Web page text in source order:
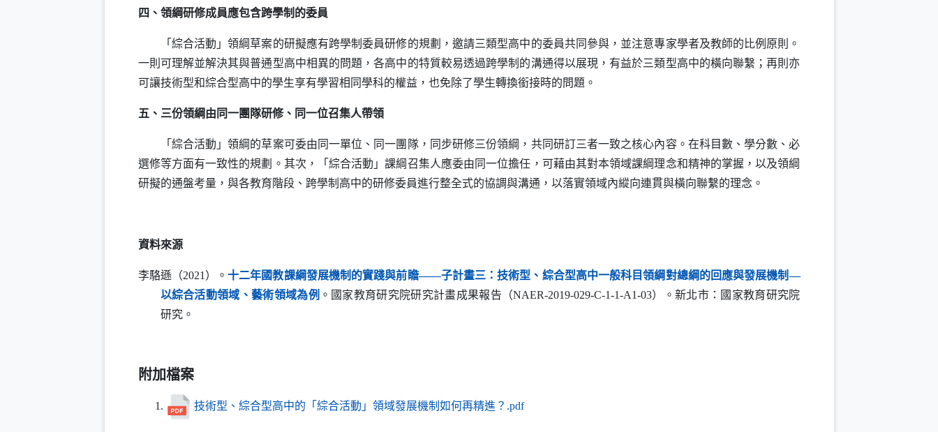
四、領綱研修成員應包含跨學制的委員
「綜合活動」領綱草案的研擬應有跨學制委員研修的規劃，邀請三類型高中的委員共同參與，並注意專家學者及教師的比例原則。
一則可理解並解決其與普通型高中相異的問題，各高中的特質較易透過跨學制的溝通得以展現，有益於三類型高中的橫向聯繫；再則亦
可讓技術型和綜合型高中的學生享有學習相同學科的權益，也免除了學生轉換銜接時的問題。
五、三份領綱由同一團隊研修、同一位召集人帶領
「綜合活動」領綱的草案可委由同一單位、同一團隊，同步研修三份領綱，共同研訂三者一致之核心內容。在科目數、學分數、必
選修等方面有一致性的規劃。其次，「綜合活動」課綱召集人應委由同一位擔任，可藉由其對本領域課綱理念和精神的掌握，以及領綱
研擬的通盤考量，與各教育階段、跨學制高中的研修委員進行整全式的協調與溝通，以落實領域內縱向連貫與橫向聯繫的理念。
資料來源
李駱遜（2021）。十二年國教課綱發展機制的實踐與前瞻——子計畫三：技術型、綜合型高中一般科目領綱對總綱的回應與發展機制—
以綜合活動領域、藝術領域為例（另開新視窗）
。國家教育研究院研究計畫成果報告（NAER-2019-029-C-1-1-A1-03）。新北市：國家教育研究院
研究。
附加檔案
技術型、綜合型高中的「綜合活動」領域發展機制如何再精進？.pdf（另開新視窗）